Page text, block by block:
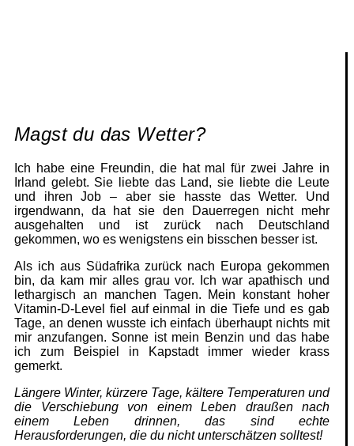
Magst du das Wetter?
Ich habe eine Freundin, die hat mal für zwei Jahre in
Irland gelebt. Sie liebte das Land, sie liebte die Leute
und ihren Job – aber sie hasste das Wetter. Und
irgendwann, da hat sie den Dauerregen nicht mehr
ausgehalten und ist zurück nach Deutschland
gekommen, wo es wenigstens ein bisschen besser ist.
Als ich aus Südafrika zurück nach Europa gekommen
bin, da kam mir alles grau vor. Ich war apathisch und
lethargisch an manchen Tagen. Mein konstant hoher
Vitamin-D-Level fiel auf einmal in die Tiefe und es gab
Tage, an denen wusste ich einfach überhaupt nichts mit
mir anzufangen. Sonne ist mein Benzin und das habe
ich zum Beispiel in Kapstadt immer wieder krass
gemerkt.
Längere Winter, kürzere Tage, kältere Temperaturen und
die Verschiebung von einem Leben draußen nach
einem Leben drinnen, das sind echte
Herausforderungen, die du nicht unterschätzen solltest!